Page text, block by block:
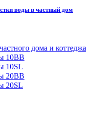
воды в частный дом
дома и коттеджа
10BB
10SL
20BB
20SL